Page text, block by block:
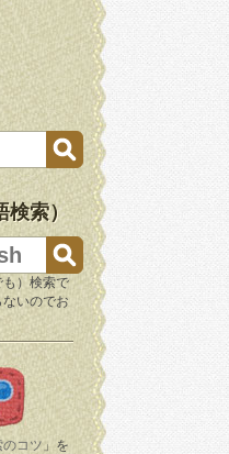
検索）
）検索で
いのでお
のコツ 」を